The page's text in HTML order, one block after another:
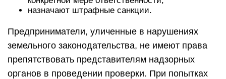
назначают штрафные санкции.
Предприниматели, уличенные в нарушениях
земельного законодательства, не имеют права
препятствовать представителям надзорных
органов в проведении проверки. При попытках